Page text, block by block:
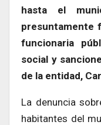
hasta el
presuntamente
funcionaria
social y
de la entidad,
La denuncia
habitantes del